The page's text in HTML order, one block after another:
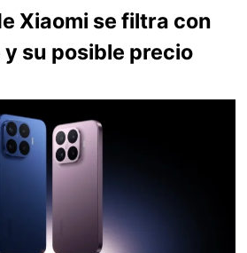
Xiaomi se filtra con
su posible precio